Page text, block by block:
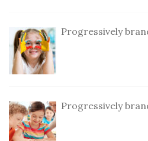
Progressively
Progressively